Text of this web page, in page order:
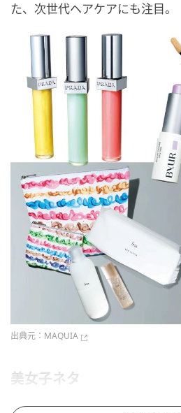
た、次世代ヘアケアにも注目。
出典元： MAQUIA
美女子ネタ